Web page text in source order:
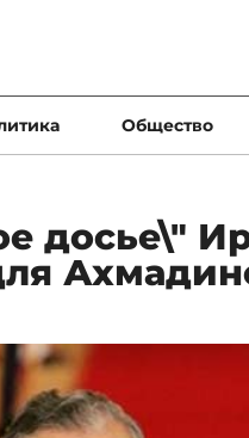
Общество
досье\"